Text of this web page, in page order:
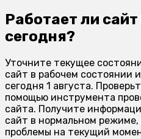
Работает ли
сегодня?
Уточните текущее
сайт в рабочем состоянии
сегодня 1 августа.
помощью инструмента
сайта. Получите
сайт в нормальном режиме,
проблемы на текущий